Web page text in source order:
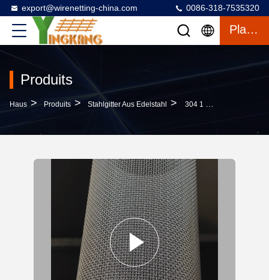
export@wirenetting-china.com 0086-318-7535320
Plaudern
Produits
Haus > Produits > Stahlgitter Aus Edelstahl > 304 1 X 1 Edelstahl-Drahtnetz Für Festkörper-Screening